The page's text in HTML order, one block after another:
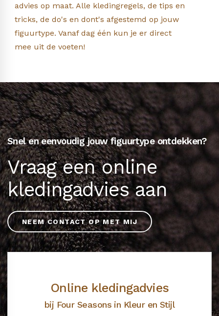
advies op maat. Alle kledingregels, de tips en
tricks, de do's en dont's afgestemd op jouw
figuurtype. Vanaf dag één kun je er direct
mee uit de voeten!
Snel en eenvoudig jouw figuurtype ontdekken?
Vraag een online
kledingadvies aan
NEEM CONTACT OP MET MIJ
Online kledingadvies
bij Four Seasons in Kleur en Stijl